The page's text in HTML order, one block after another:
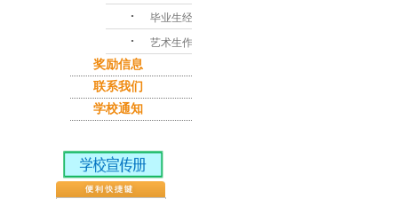
･ 毕业生经验谈
･ 艺术生作品集
奖励信息
联系我们
学校通知